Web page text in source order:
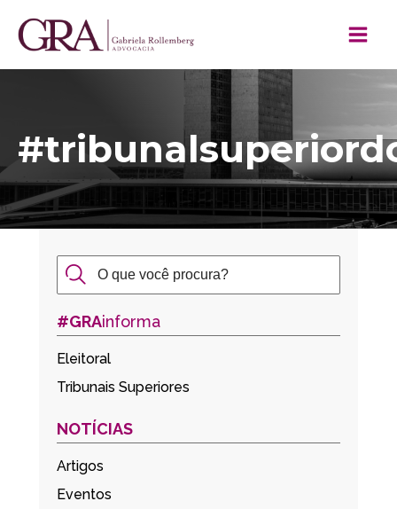
#GRAinforma
Eleitoral
Tribunais Superiores
NOTÍCIAS
Artigos
Eventos